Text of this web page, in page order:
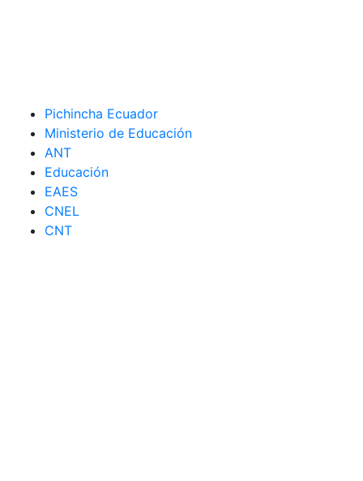
Pichincha Ecuador
Ministerio de Educación
ANT
Educación
EAES
CNEL
CNT